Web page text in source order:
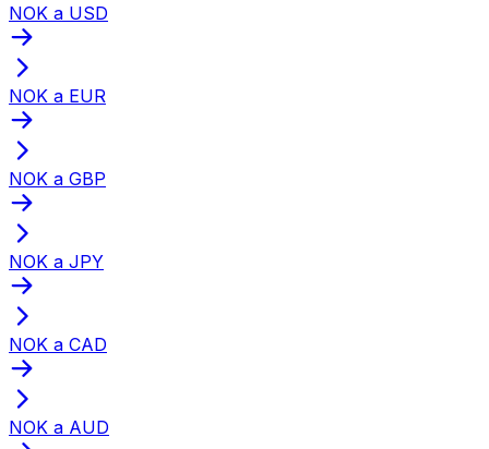
NOK a USD
NOK a EUR
NOK a GBP
NOK a JPY
NOK a CAD
NOK a AUD